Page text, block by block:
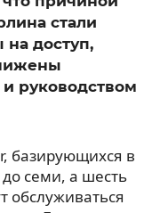
стали
на доступ,
руководством
базирующихся в
до семи, а шесть
обслуживаться